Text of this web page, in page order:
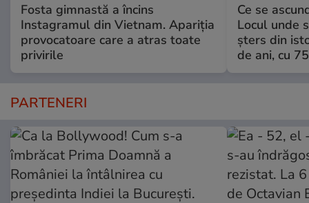
Fosta gimnastă a încins
Instagramul din Vietnam. Apariția
provocatoare care a atras toate
privirile
Ce se
Locul unde
șters din
de ani, cu
PARTENERI